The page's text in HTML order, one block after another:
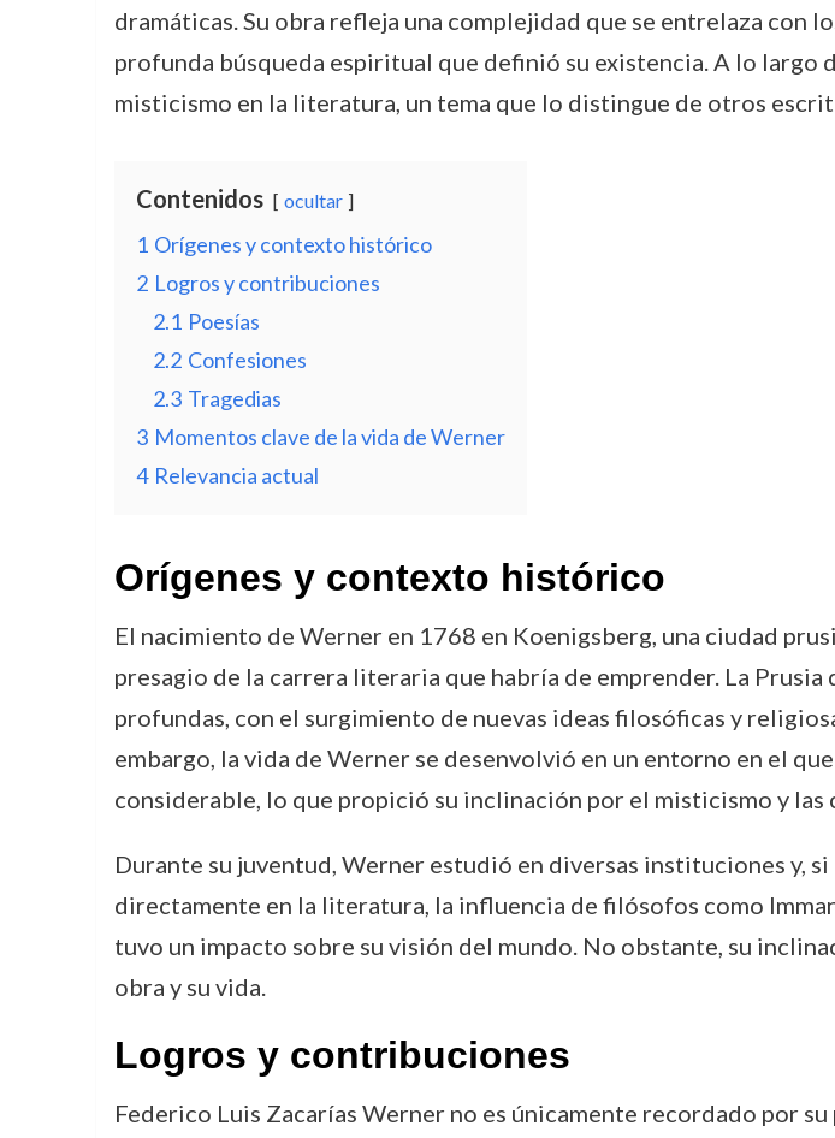
dramáticas. Su obra refleja una complejidad que se entrelaza con
profunda búsqueda espiritual que definió su existencia. A lo largo
misticismo en la literatura, un tema que lo distingue de otros
Contenidos ocultar
1 Orígenes y contexto histórico
2 Logros y contribuciones
2.1 Poesías
2.2 Confesiones
2.3 Tragedias
3 Momentos clave de la vida de Werner
4 Relevancia actual
Orígenes y contexto histórico
El nacimiento de Werner en 1768 en Koenigsberg, una ciudad
presagio de la carrera literaria que habría de emprender. La
profundas, con el surgimiento de nuevas ideas filosóficas y
embargo, la vida de Werner se desenvolvió en un entorno en el
considerable, lo que propició su inclinación por el misticismo y las
Durante su juventud, Werner estudió en diversas instituciones y,
directamente en la literatura, la influencia de filósofos como
tuvo un impacto sobre su visión del mundo. No obstante, su
obra y su vida.
Logros y contribuciones
Federico Luis Zacarías Werner no es únicamente recordado por